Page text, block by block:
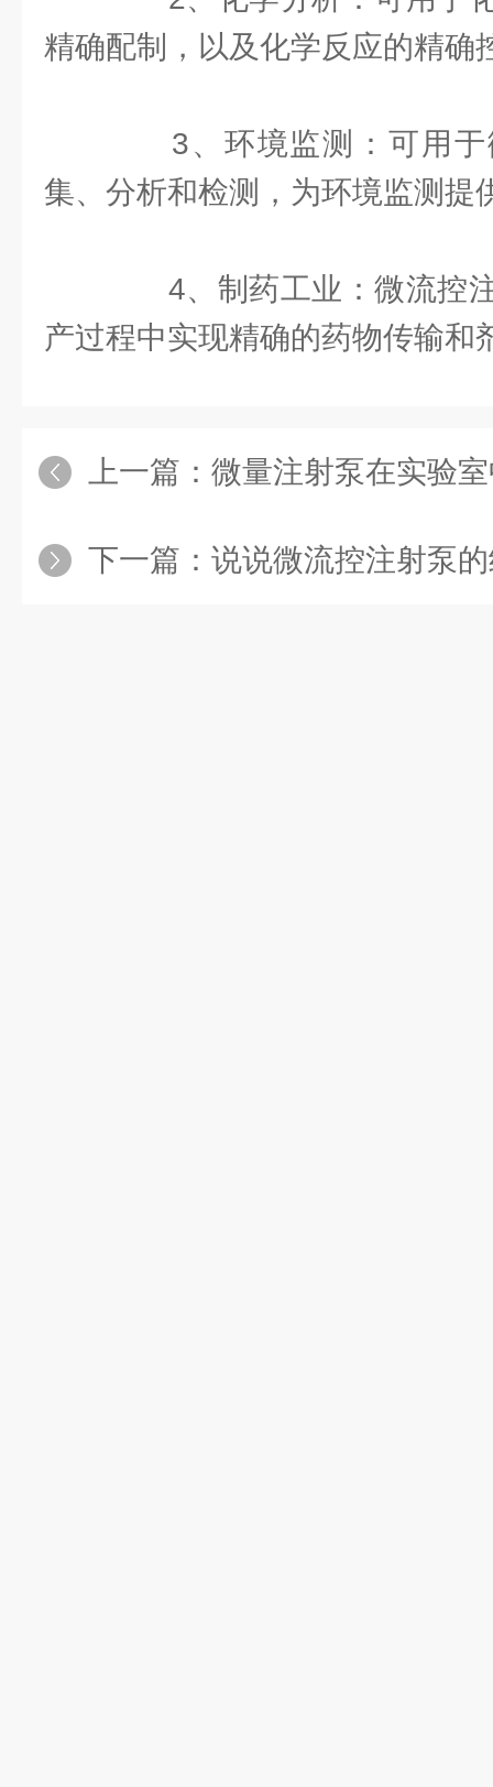
精确配制，以及化学反应的精确
3、环境监测：可用于
集、分析和检测，为环境监测提
4、制药工业：微流控注
产过程中实现精确的药物传输和
上一篇： 微量注射泵在实验室
下一篇： 说说微流控注射泵